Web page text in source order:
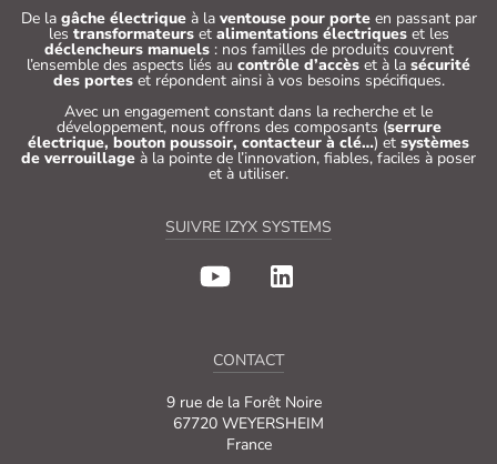
De la gâche électriqueà la ventouse pour porteen passant par
les transformateurset alimentations électriqueset les
déclencheurs manuels: nos familles de produits couvrent
l’ensemble des aspects liés au contrôle d’accès et à la sécurité
des porteset répondent ainsi à vos besoins spécifiques.
Avec un engagement constant dans la recherche et le
développement, nous offrons des composants (serrure
électrique, bouton poussoir, contacteur à clé…) et systèmes
de verrouillage à la pointe de l’innovation, fiables, faciles à poser
et à utiliser.
SUIVRE IZYX SYSTEMS
CONTACT
9 rue de la Forêt Noire
67720 WEYERSHEIM
France